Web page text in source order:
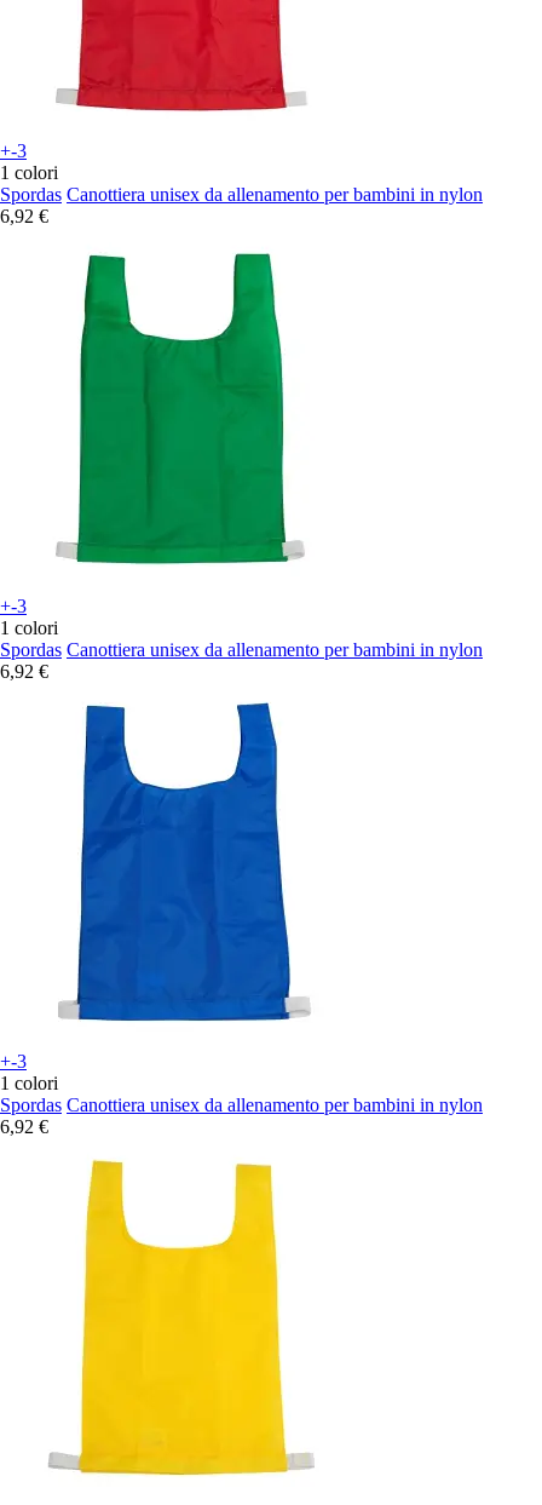
+-3
1 colori
Spordas Canottiera unisex da allenamento per bambini in nylon
6,92 €
+-3
1 colori
Spordas Canottiera unisex da allenamento per bambini in nylon
6,92 €
+-3
1 colori
Spordas Canottiera unisex da allenamento per bambini in nylon
6,92 €